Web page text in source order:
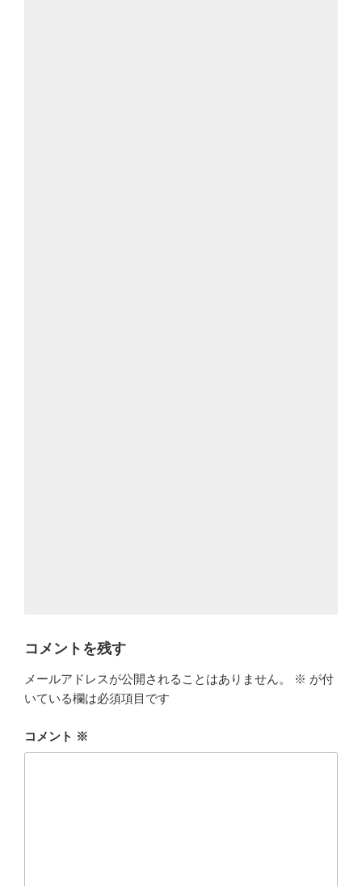
コメントを残す
メールアドレスが公開されることはありません。 ※ が付
いている欄は必須項目です
コメント ※